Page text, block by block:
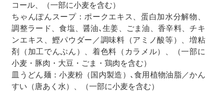
コール、（一部に小麦を含む）
ちゃんぽんスープ：ポークエキス、蛋白加水分解物、
調整ラード、食塩、醤油､生姜、ごま油、香辛料、チキ
ンエキス、鰹パウダー／調味料（アミノ酸等）、増粘
剤（加工でんぷん）、着色料（カラメル）、（一部に
小麦・豚肉・大豆・ごま・鶏肉を含む）
皿うどん麺：小麦粉（国内製造）､食用植物油脂／かん
すい（唐あく水）、（一部に小麦を含む）